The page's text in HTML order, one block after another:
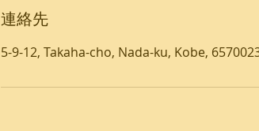
連絡先
5-9-12, Takaha-cho, Nada-ku, Kobe,